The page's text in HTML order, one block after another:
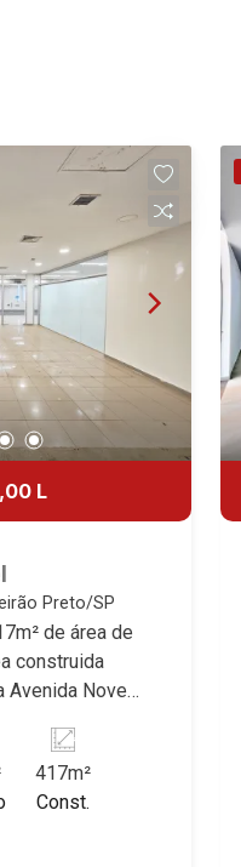
L
Preto/SP
de área de
construida
Avenida Nove
que a
para
417m²
Const.